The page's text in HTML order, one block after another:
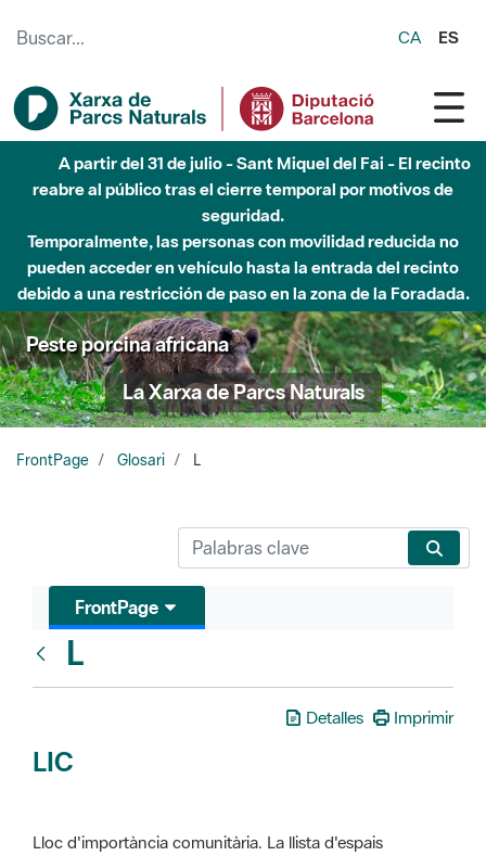
CA ES
A partir del 31 de julio - Sant Miquel del Fai - El recinto
reabre al público tras el cierre temporal por motivos de
seguridad.
Temporalmente, las personas con movilidad reducida no
pueden acceder en vehículo hasta la entrada del recinto
debido a una restricción de paso en la zona de la Foradada.
Peste porcina africana
La Xarxa de Parcs Naturals
FrontPage Glosari L
FrontPage
L
Detalles Imprimir
LIC
Lloc d'importància comunitària. La llista d'espais